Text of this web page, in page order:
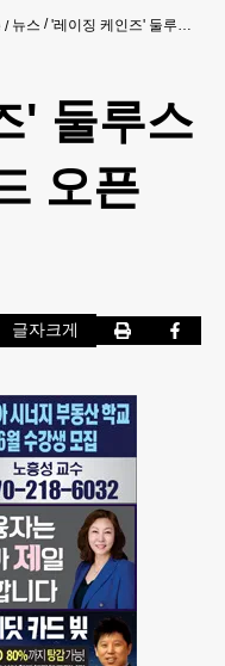
뉴스 '레이징 케인즈' 둘루스점 25일 그랜드 오픈
' 둘루스
오픈
글자크게